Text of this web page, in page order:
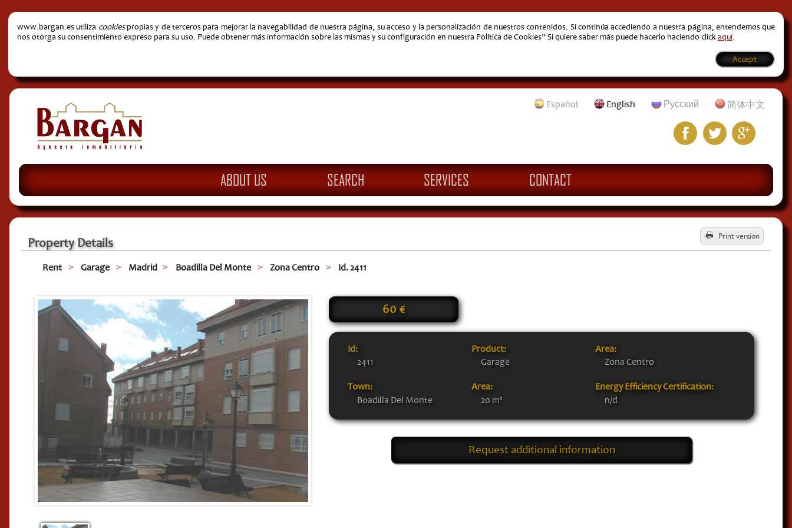
www.bargan.es utiliza cookiespropias y de terceros para mejorar la navegabilidad de nuestra página, su acceso y la personalización de nuestros contenidos. Si continúa accediendo a nuestra página, entendemos que
nos otorga su consentimiento expreso para su uso. Puede obtener más información sobre las mismas y su configuración en nuestra Política de Cookies” Si quiere saber más puede hacerlo haciendo clickaquí.
Accept
ABOUT US SEARCH SERVICES CONTACT
Español English Русский 简体中文
Property Details
Rent Garage Madrid Boadilla Del Monte Zona Centro Id. 2411
Print version
60 €
Id:
2411
Product:
Garage
Area:
Zona Centro
Town:
Boadilla Del Monte
Area:
20 m²
Energy Efficiency Certification:
n/d
Request additional information